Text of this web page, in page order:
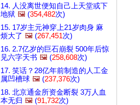
14. 人没离世便知自己上天堂或下
地狱 🖼️ (354,482次)
15. 17岁主元神穿上21岁肉身 麻
烦大了 🖼️ (267,451次)
16. 2.7亿岁的巨石崩裂 500年后惊
见六字天书 🖼️ (258,608次)
17. 笑话？28亿年前制造的人工金
属凹槽球 🖼️ (237,376次)
18. 北京通金所资金断裂 3万人血
本无归 🖼️ (91,732次)